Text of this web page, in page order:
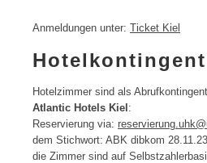
Anmeldungen unter: Ticket Kiel
Hotelkontingent
Hotelzimmer sind als
Atlantic Hotels Kiel :
Reservierung via:
dem Stichwort: ABK dibkom 28.11.23
die Zimmer sind auf